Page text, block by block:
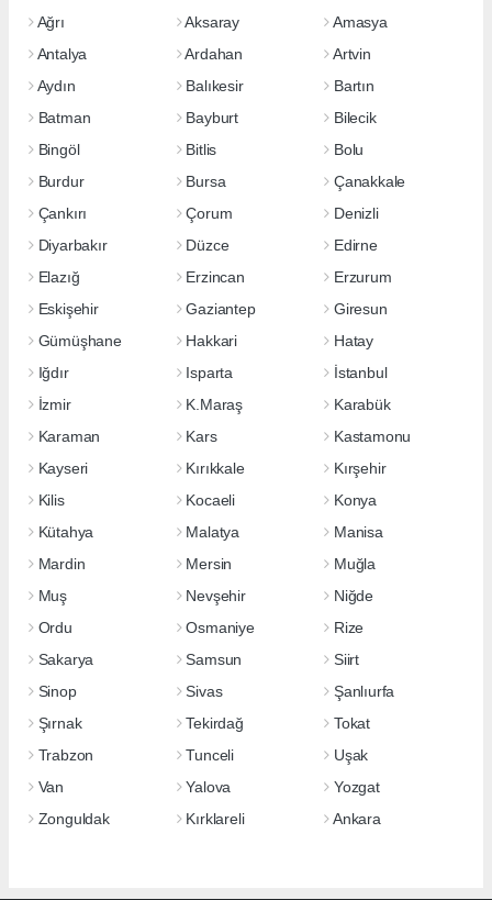
Ağrı
Aksaray
Amasya
Antalya
Ardahan
Artvin
Aydın
Balıkesir
Bartın
Batman
Bayburt
Bilecik
Bingöl
Bitlis
Bolu
Burdur
Bursa
Çanakkale
Çankırı
Çorum
Denizli
Diyarbakır
Düzce
Edirne
Elazığ
Erzincan
Erzurum
Eskişehir
Gaziantep
Giresun
Gümüşhane
Hakkari
Hatay
Iğdır
Isparta
İstanbul
İzmir
K.Maraş
Karabük
Karaman
Kars
Kastamonu
Kayseri
Kırıkkale
Kırşehir
Kilis
Kocaeli
Konya
Kütahya
Malatya
Manisa
Mardin
Mersin
Muğla
Muş
Nevşehir
Niğde
Ordu
Osmaniye
Rize
Sakarya
Samsun
Siirt
Sinop
Sivas
Şanlıurfa
Şırnak
Tekirdağ
Tokat
Trabzon
Tunceli
Uşak
Van
Yalova
Yozgat
Zonguldak
Kırklareli Ankara